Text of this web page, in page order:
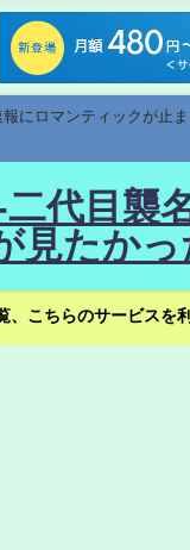
にロマンティックが
代目襲
見たか
こちらのサービス